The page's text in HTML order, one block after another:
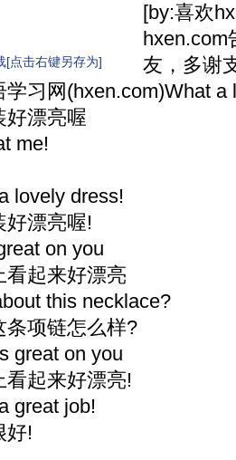
[点击右键另存为]
[by:喜欢
hxen.com
友，多谢
习网(hxen.com)What a
好漂亮喔
me!
lovely dress!
好漂亮喔!
on you
看起来好漂亮
this necklace?
条项链怎么样?
great on you
看起来好漂亮!
great job!
好!